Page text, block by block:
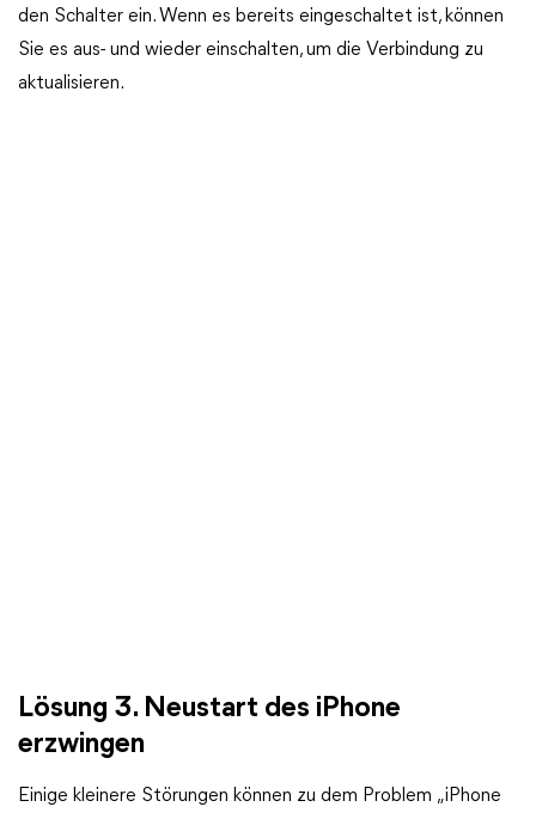
den Schalter ein. Wenn es bereits eingeschaltet ist, können
Sie es aus- und wieder einschalten, um die Verbindung zu
aktualisieren.
Lösung 3. Neustart des iPhone
erzwingen
Einige kleinere Störungen können zu dem Problem „iPhone